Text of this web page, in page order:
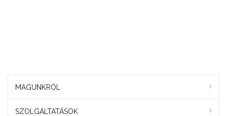
MAGUNKRÓL
SZOLGÁLTATÁSOK